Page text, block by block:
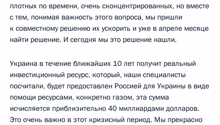
плотных по времени, очень сконцентрированных, но вместе
с тем, понимая важность этого вопроса, мы пришли
к совместному решению их ускорить и уже в апреле месяце
найти решение. И сегодня мы это решение нашли.
Украина в течение ближайших 10 лет получит реальный
инвестиционный ресурс, который, наши специалисты
посчитали, будет предоставлен Россией для Украины в виде
помощи ресурсами, конкретно газом, эта сумма
исчисляется приблизительно 40 миллиардами долларов.
Это очень важно в этот кризисный период. Мы прекрасно